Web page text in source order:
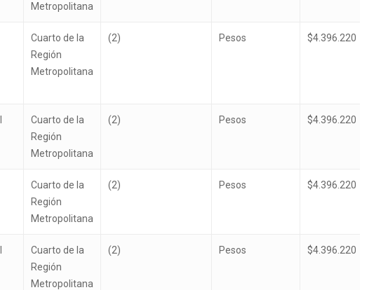
Metropolitana
Cuarto de la
Región
Metropolitana
(2) Pesos $4.396.220
Cuarto de la
Región
Metropolitana
(2) Pesos $4.396.220
Cuarto de la
Región
Metropolitana
(2) Pesos $4.396.220
Cuarto de la
Región
Metropolitana
(2) Pesos $4.396.220